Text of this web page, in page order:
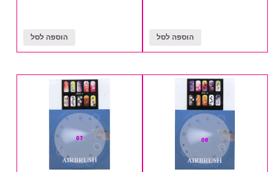
הוספה לסל הוספה לסל